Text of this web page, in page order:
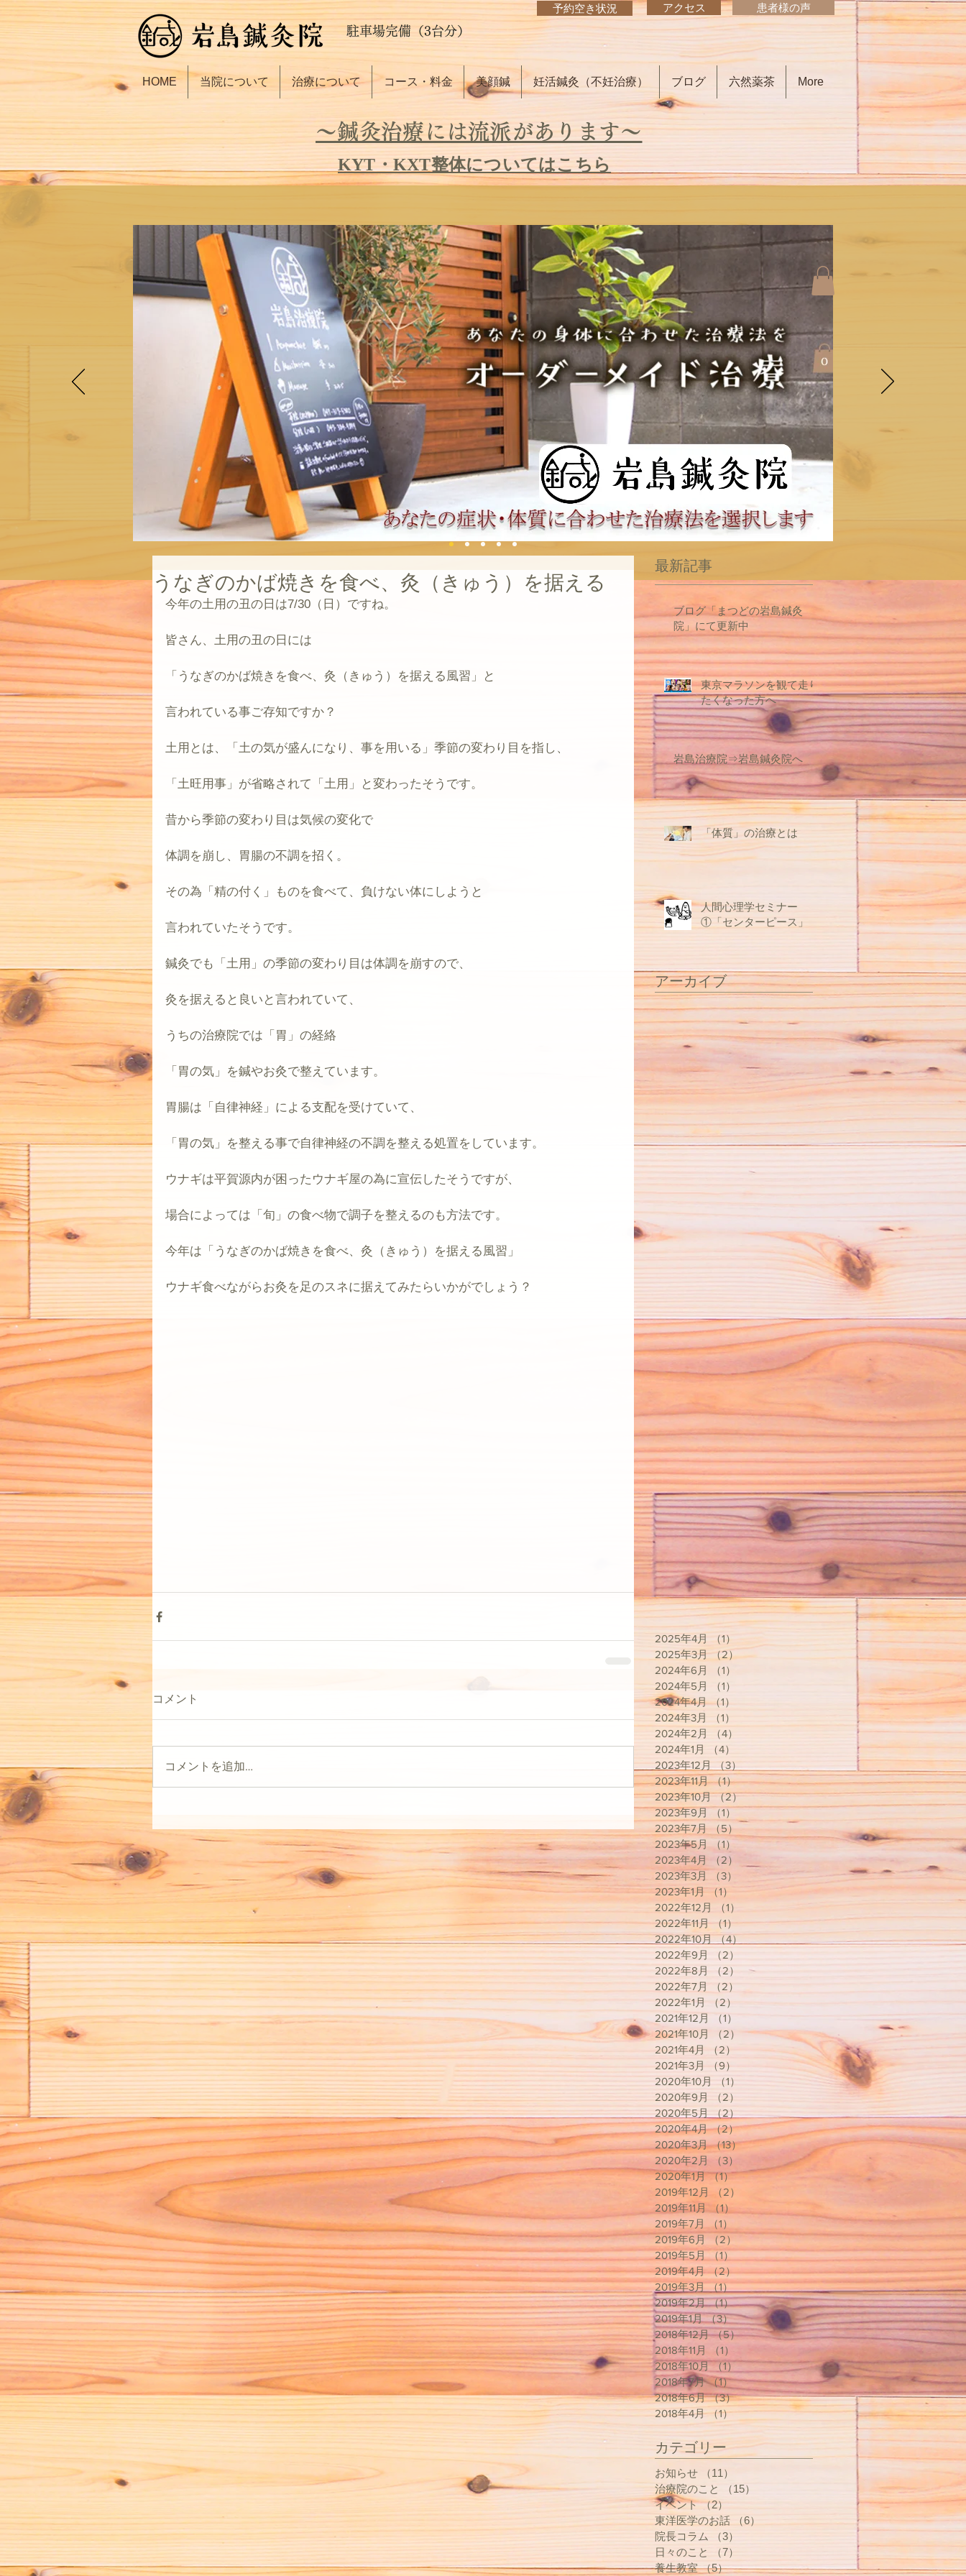
駐車場完備（3台分）
予約空き状況 アクセス 患者様の声
HOME 当院について 治療について コース・料金 美顔鍼 妊活鍼灸（不妊治療） ブログ 六然薬茶 More
～鍼灸治療には流派があります～
KYT・KXT整体についてはこちら
うなぎのかば焼きを食べ、灸（きゅう）を据える
今年の土用の丑の日は7/30（日）ですね。
皆さん、土用の丑の日には
「うなぎのかば焼きを食べ、灸（きゅう）を据える風習」と
言われている事ご存知ですか？
土用とは、「土の気が盛んになり、事を用いる」季節の変わり目を指し、
「土旺用事」が省略されて「土用」と変わったそうです。
昔から季節の変わり目は気候の変化で
体調を崩し、胃腸の不調を招く。
その為「精の付く」ものを食べて、負けない体にしようと
言われていたそうです。
鍼灸でも「土用」の季節の変わり目は体調を崩すので、
灸を据えると良いと言われていて、
うちの治療院では「胃」の経絡
「胃の気」を鍼やお灸で整えています。
胃腸は「自律神経」による支配を受けていて、
「胃の気」を整える事で自律神経の不調を整える処置をしています。
ウナギは平賀源内が困ったウナギ屋の為に宣伝したそうですが、
場合によっては「旬」の食べ物で調子を整えるのも方法です。
今年は「うなぎのかば焼きを食べ、灸（きゅう）を据える風習」
ウナギ食べながらお灸を足のスネに据えてみたらいかがでしょう？
コメント
コメントを追加…
最新記事
ブログ「まつどの岩島鍼灸
院」にて更新中
東京マラソンを観て走り
たくなった方へ
岩島治療院⇒岩島鍼灸院へ
「体質」の治療とは
人間心理学セミナー
①「センターピース」
アーカイブ
2025年4月 （1）
1件の記事
2025年3月 （2）2件の記事
2024年6月
（1）
2024年5月
（1）
2024年4月 （1）
2024年3月
（1）
2024年2月
（4）
2024年1月
（4）
2023年12月
（3）
3件の記事
2023年11月 （1）1件の記事
2023年10月 （2）2件の記事
2023年9月 （1）1件の記事
2023年7月 （5）5件の記事
2023年5月
（1）
1件の記事
2023年4月
（2）
2023年3月
（3）
3件の記事
2023年1月
（1）
1件の記事
2022年12月
（1）
2022年11月 （1）1件の記事
2022年10月 （4）4件の記事
2022年9月
（2）
2022年8月
（2）
2件の記事
2022年7月
（2）
2022年1月
（2）
2件の記事
2021年12月
（1）
2021年10月
（2）
2件の記事
2021年4月
（2）
2件の記事
2021年3月
（9）
2020年10月
（1）
2020年9月
（2）
2020年5月 （2）
2件の記事
2020年4月 （2）2件の記事
2020年3月 （13）13件の記事
2020年2月
（3）
2020年1月 （1）1件の記事
2019年12月 （2）
2019年11月
（1）
2019年7月
（1）
2019年6月
（2）
2件の記事
2019年5月 （1）1件の記事
2019年4月 （2）2件の記事
2019年3月 （1）1件の記事
2019年2月 （1）1件の記事
2019年1月 （3）3件の記事
2018年12月 （5）5件の記事
2018年11月
（1）
2018年10月 （1）1件の記事
2018年7月 （1）1件の記事
2018年6月 （3）3件の記事
2018年4月 （1）1件の記事
カテゴリー
お知らせ （11）
治療院のこと
（15）
イベント （2）
東洋医学のお話
（6）
院長コラム
（3）
日々のこと
（7）
養生教室 （5）5件の記事